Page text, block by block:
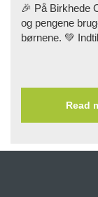
🎉 På Birkhede
og pengene
børnene. 💚
Read